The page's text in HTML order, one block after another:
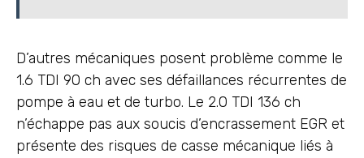
D’autres mécaniques posent problème comme le
1.6 TDI 90 ch avec ses défaillances récurrentes de
pompe à eau et de turbo. Le 2.0 TDI 136 ch
n’échappe pas aux soucis d’encrassement EGR et
présente des risques de casse mécanique liés à